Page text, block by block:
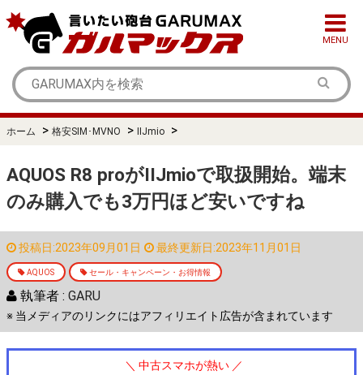
MENU
ホーム > 格安SIM･MVNO > IIJmio >
AQUOS R8 proがIIJmioで取扱開始。端末
のみ購入でも3万円ほど安いですね
投稿日:2023年09月01日 最終更新日:2023年11月01日
AQUOS セール・キャンペーン・お得情報
執筆者 : GARU
※ 当メディアのリンクにはアフィリエイト広告が含まれています
＼ 中古スマホが熱い ／